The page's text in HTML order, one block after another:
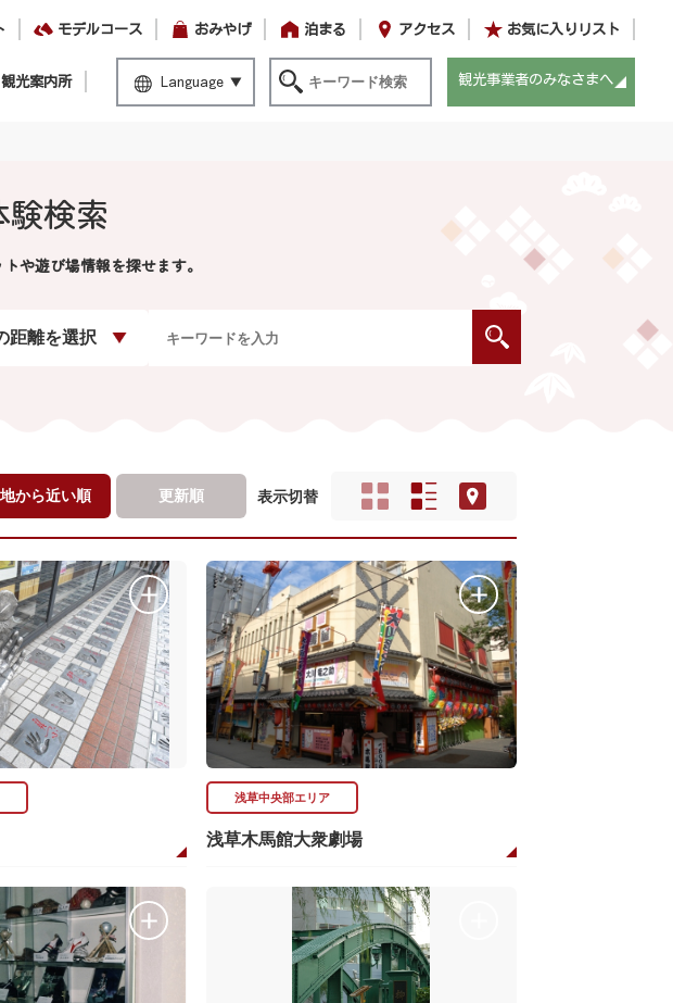
モデルコース おみやげ 泊まる アクセス お気に入りリスト
観光案内所 Language 観光事業者のみなさまへ
検索
や遊び場情報を探せます。
距離を選択
から近い順 更新順 表示切替
浅草中央部エリア
浅草木馬館大衆劇場